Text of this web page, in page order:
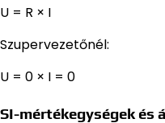
U = R × I
Szupervezetőnél:
U = 0 × I = 0
SI-mértékegységek és